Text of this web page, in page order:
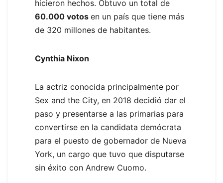
hicieron hechos. Obtuvo un total de
60.000 votos en un país que tiene más
de 320 millones de habitantes.
Cynthia Nixon
La actriz conocida principalmente por
Sex and the City, en 2018 decidió dar el
paso y presentarse a las primarias para
convertirse en la candidata demócrata
para el puesto de gobernador de Nueva
York, un cargo que tuvo que disputarse
sin éxito con Andrew Cuomo.